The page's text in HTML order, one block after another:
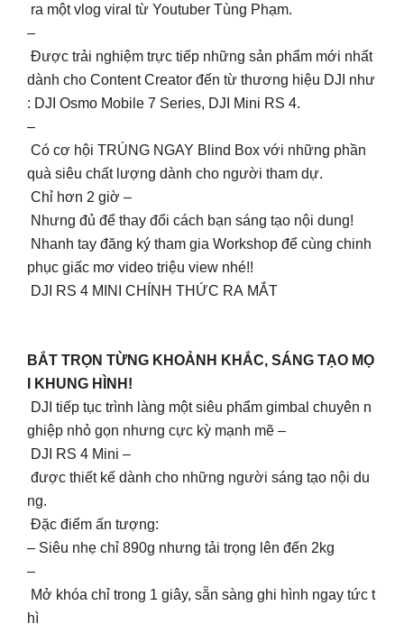
ra một vlog viral từ Youtuber Tùng Phạm.
–
Được trải nghiệm trực tiếp những sản phẩm mới nhất
dành cho Content Creator đến từ thương hiệu DJI như
: DJI Osmo Mobile 7 Series, DJI Mini RS 4.
–
Có cơ hội TRÚNG NGAY Blind Box với những phần
quà siêu chất lượng dành cho người tham dự.
Chỉ hơn 2 giờ –
Nhưng đủ để thay đổi cách bạn sáng tạo nội dung!
Nhanh tay đăng ký tham gia Workshop để cùng chinh
phục giấc mơ video triệu view nhé!!
DJI RS 4 MINI CHÍNH THỨC RA MẮT
BẮT TRỌN TỪNG KHOẢNH KHẮC, SÁNG TẠO MỌ
I KHUNG HÌNH!
DJI tiếp tục trình làng một siêu phẩm gimbal chuyên n
ghiệp nhỏ gọn nhưng cực kỳ mạnh mẽ –
DJI RS 4 Mini –
được thiết kế dành cho những người sáng tạo nội du
ng.
Đặc điểm ấn tượng:
– Siêu nhẹ chỉ 890g nhưng tải trọng lên đến 2kg
–
Mở khóa chỉ trong 1 giây, sẵn sàng ghi hình ngay tức t
hì